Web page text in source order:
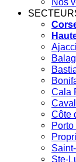
Nos
Cala
Côte
Ste-